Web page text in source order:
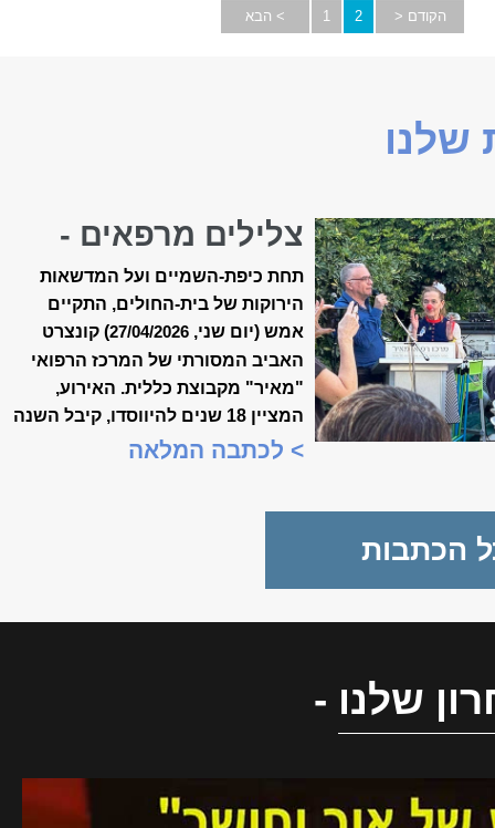
> הבא 1 2 הקודם <
שלנו
צלילים מרפאים -
קונצרט האביב ה-18
של ״מאיר״
תחת כיפת-השמיים ועל המדשאות
הירוקות של בית-החולים, התקיים
אמש (יום שני, 27/04/2026) קונצרט
האביב המסורתי של המרכז הרפואי
"מאיר" מקבוצת כללית. האירוע,
המציין 18 שנים להיווסדו, קיבל השנה
משמעות מיוחדת, כשנכלל לראשונה
> לכתבה המלאה
הכתבות
שלנו -